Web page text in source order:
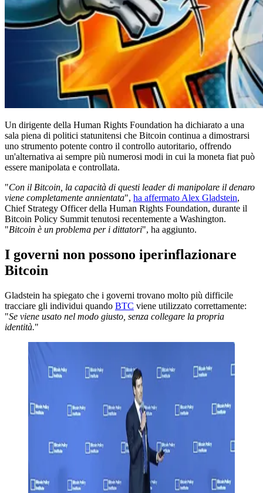
Un dirigente della Human Rights Foundation ha dichiarato a una
sala piena di politici statunitensi che Bitcoin continua a dimostrarsi
uno strumento potente contro il controllo autoritario, offrendo
un'alternativa ai sempre più numerosi modi in cui la moneta fiat può
essere manipolata e controllata.
"Con il Bitcoin, la capacità di questi leader di manipolare il denaro
viene completamente annientata", ha affermato Alex Gladstein,
Chief Strategy Officer della Human Rights Foundation, durante il
Bitcoin Policy Summit tenutosi recentemente a Washington.
"Bitcoin è un problema per i dittatori", ha aggiunto.
I governi non possono iperinflazionare
Bitcoin
Gladstein ha spiegato che i governi trovano molto più difficile
tracciare gli individui quando BTC viene utilizzato correttamente:
"Se viene usato nel modo giusto, senza collegare la propria
identità."